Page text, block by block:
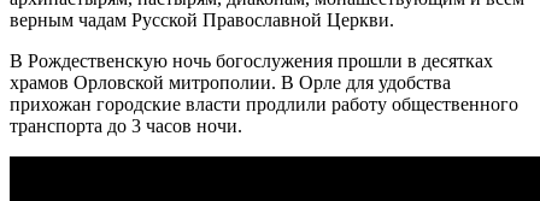
верным чадам Русской Православной Церкви.
В Рождественскую ночь богослужения прошли в десятках
храмов Орловской митрополии. В Орле для удобства
прихожан городские власти продлили работу общественного
транспорта до 3 часов ночи.